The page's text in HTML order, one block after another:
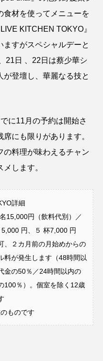
食材を使ってメニューを
KITCHEN TOKYO』
すがスペシャルデーと
21日 、22日は蔡少華シ
が登壇し、華麗なる技と
に11月の予約は開始さ
にも限りがあります。
の料理が味わえるチャン
します。
詳細
15,000円（飲料代別）／
円、５ 杯7,000 円
、２カ月前の月始めからの
料が発生します（48時間以
金の50％／24時間以内の
100％）。個室を除く12歳
ものです